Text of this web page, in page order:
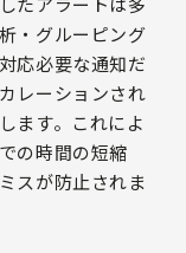
・グルーピング
応必要な通知だ
レーションされ
ます。これによ
の時間の短縮
スが防止されま